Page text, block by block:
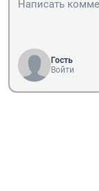
Гость
Войти